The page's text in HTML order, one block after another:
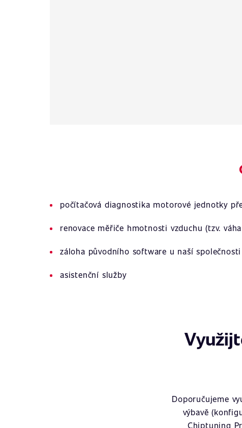
počítačová diagnostika motorové jednotky
renovace měřiče hmotnosti vzduchu (tzv.
záloha původního software u naší společnosti
asistenční služby
Doporučujeme
výbavě
Chiptuning